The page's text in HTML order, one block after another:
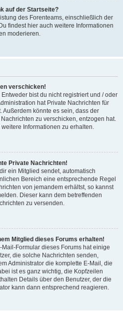
auf der Startseite?
des Forenteams, einschließlich der
findest hier auch weitere Informationen
moderieren.
verschicken!
bist du nicht registriert und / oder
hat Private Nachrichten für
Außerdem könnte es sein, dass der
zu verschicken, entzogen hat.
Informationen zu erhalten.
Private Nachrichten!
ein Mitglied sendet, automatisch
Bereich eine entsprechende Regel
von jemandem erhältst, so kannst
Dieser kann dem betreffenden
zu versenden.
Mitglied dieses Forums erhalten!
Formular dieses Forums hat einige
die solche Nachrichten senden,
Administrator die komplette E-Mail, die
ist es ganz wichtig, die Kopfzeilen
Details über den Benutzer, der die
kann dann entsprechend reagieren.